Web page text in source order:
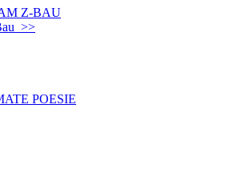
Z-BAU
>>
POESIE